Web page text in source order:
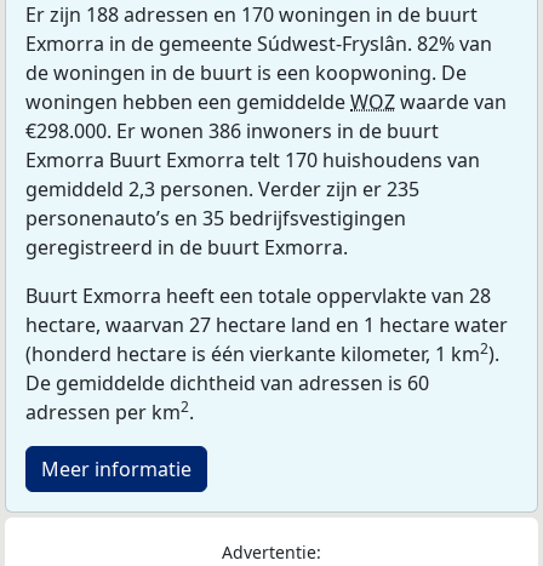
Er zijn 188 adressen en 170 woningen in de buurt
Exmorra in de gemeente Súdwest-Fryslân. 82% van
de woningen in de buurt is een koopwoning. De
woningen hebben een gemiddeldeWOZwaarde van
€298.000. Er wonen 386 inwoners in de buurt
Exmorra Buurt Exmorra telt 170 huishoudens van
gemiddeld 2,3 personen. Verder zijn er 235
personenauto’s en 35 bedrijfsvestigingen
geregistreerd in de buurt Exmorra.
Buurt Exmorra heeft een totale oppervlakte van 28
hectare, waarvan 27 hectare land en 1 hectare water
(honderd hectare is één vierkante kilometer, 1 km2).
De gemiddelde dichtheid van adressen is 60
adressen per km2.
Meer informatie
Advertentie: